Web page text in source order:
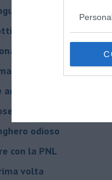
che entra in pista
e abbandonati nel
tanguera
andiamo stasera?
da non dire a fine
odioso
con la PNL
volta